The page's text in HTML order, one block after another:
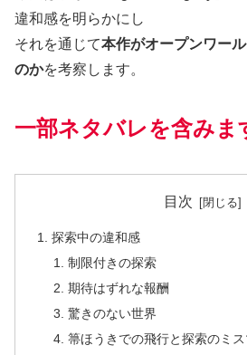
違和感を明らかにし
それを通じて本作がオープンワー
のかを考察します。
一部ネタバレを含みま
目次
探索中の違和感
制限付きの探索
期待はずれな報酬
驚きのない世界
箒ほうきでの飛行と探索のミ